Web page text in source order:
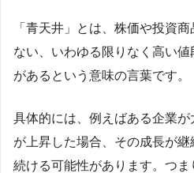
「青天井」とは、株価や投資
ない、いわゆる限りなく高い
があるという意味の言葉です。
具体的には、例えばある企業
が上昇した場合、その成長が
続ける可能性があります。つ